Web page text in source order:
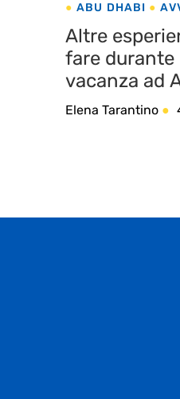
ABU DHABI
Altre
fare durante
vacanza ad
Elena Tarantino